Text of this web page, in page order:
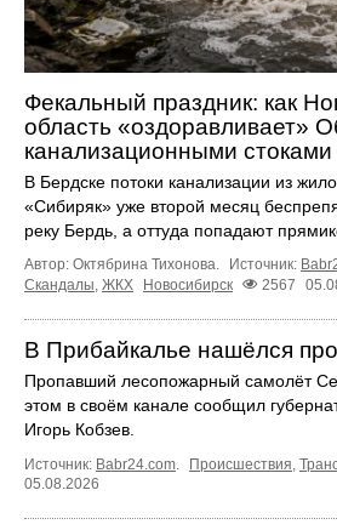
Фекальный праздник: как
область «оздоравливает»
канализационными стоками
В Бердске потоки канализации из
«Сибиряк» уже второй месяц
реку Бердь, а оттуда попадают
Автор: Октябрина Тихонова. Источник:
Скандалы, ЖКХ Новосибирск 2567
В Прибайкалье нашёлся
Пропавший лесопожарный самолёт
этом в своём канале сообщил
Игорь Кобзев.
Источник: Babr24.com. Происшествия,
05.08.2026